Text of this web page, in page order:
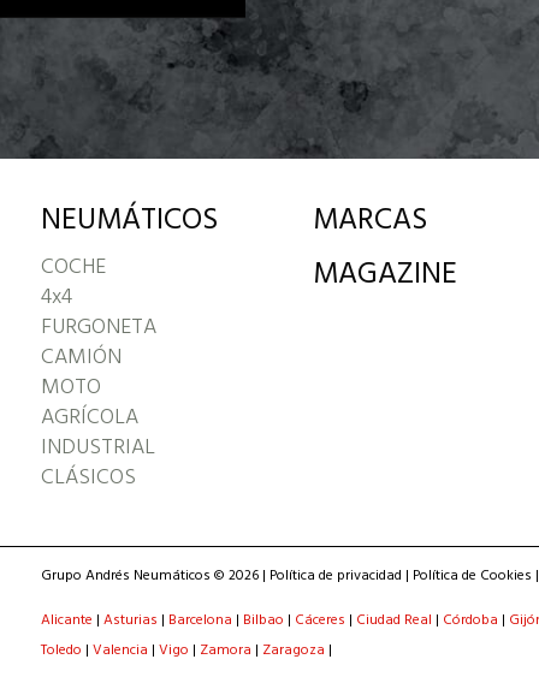
NEUMÁTICOS
COCHE
4x4
FURGONETA
CAMIÓN
MOTO
AGRÍCOLA
INDUSTRIAL
CLÁSICOS
MARCAS
MAGAZINE
Grupo Andrés Neumáticos © 2026 | Política de privacidad | Política de Cookies
Alicante | Asturias | Barcelona | Bilbao | Cáceres | Ciudad Real | Córdoba |
Toledo | Valencia | Vigo | Zamora | Zaragoza |